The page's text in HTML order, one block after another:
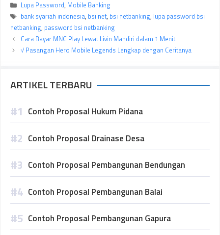
Kategori
Lupa Password, Mobile Banking
Tag
bank syariah indonesia, bsi net, bsi netbanking, lupa password bsi
netbanking, password bsi netbanking
Cara Bayar MNC Play Lewat Livin Mandiri dalam 1 Menit
√ Pasangan Hero Mobile Legends Lengkap dengan Ceritanya
ARTIKEL TERBARU
Contoh Proposal Hukum Pidana
Contoh Proposal Drainase Desa
Contoh Proposal Pembangunan Bendungan
Contoh Proposal Pembangunan Balai
Contoh Proposal Pembangunan Gapura